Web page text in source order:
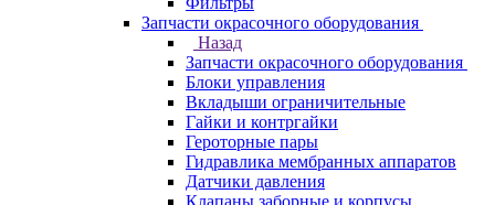
Запчасти окрасочного оборудования
Назад
Запчасти окрасочного оборудования
Блоки управления
Вкладыши ограничительные
Гайки и контргайки
Героторные пары
Гидравлика мембранных аппаратов
Датчики давления
Клапаны заборные и корпусы